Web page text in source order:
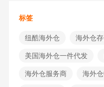
标签
纽酷海外仓 海外仓
美国海外仓一件代发
海外仓服务商 海外